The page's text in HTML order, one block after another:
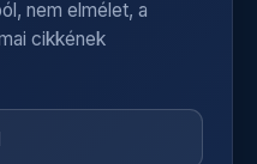
nem elmélet, a
cikkének